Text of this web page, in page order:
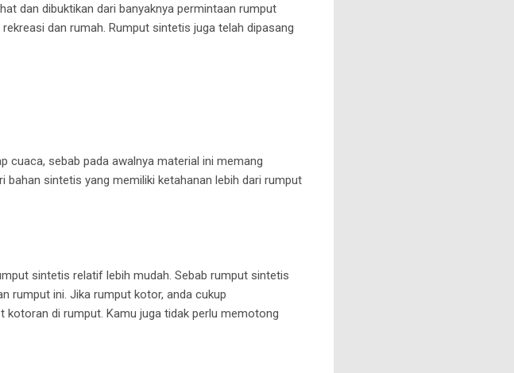
dan dibuktikan dari banyaknya permintaan rumput
dan rumah. Rumput sintetis juga telah dipasang
cuaca, sebab pada awalnya material ini memang
sintetis yang memiliki ketahanan lebih dari rumput
sintetis relatif lebih mudah. Sebab rumput sintetis
rumput ini. Jika rumput kotor, anda cukup
kotoran di rumput. Kamu juga tidak perlu memotong